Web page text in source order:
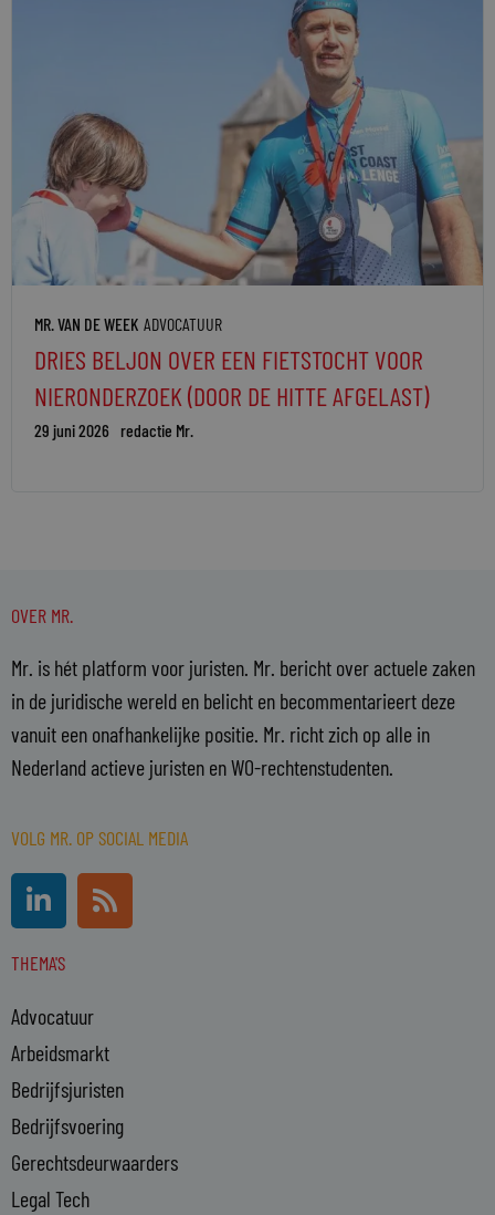
MR. VAN DE WEEK ADVOCATUUR
DRIES BELJON OVER EEN FIETSTOCHT VOOR
NIERONDERZOEK (DOOR DE HITTE AFGELAST)
29 juni 2026 redactie Mr.
OVER MR.
Mr. is hét platform voor juristen. Mr. bericht over actuele zaken
in de juridische wereld en belicht en becommentarieert deze
vanuit een onafhankelijke positie. Mr. richt zich op alle in
Nederland actieve juristen en WO-rechtenstudenten.
VOLG MR. OP SOCIAL MEDIA
L
i
n
k
d
i
n
-
i
n
R
s
s
THEMA'S
Advocatuur
Arbeidsmarkt
Bedrijfsjuristen
Bedrijfsvoering
Gerechtsdeurwaarders
Legal Tech